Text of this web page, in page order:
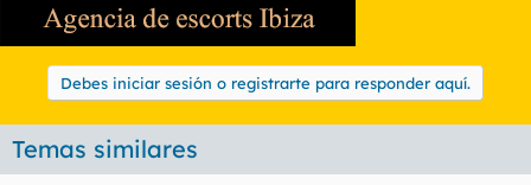
Debes iniciar sesión o registrarte para responder aquí.
Temas similares